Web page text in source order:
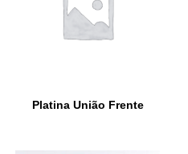
Platina União Frente